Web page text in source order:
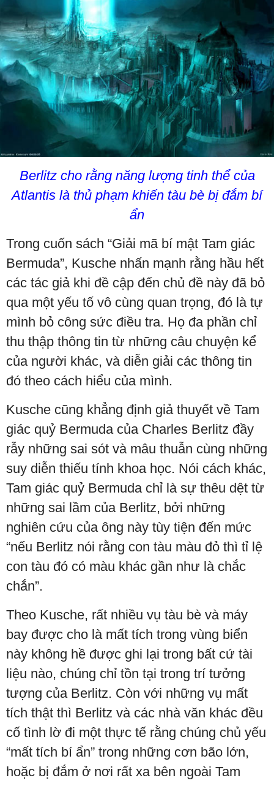
Berlitz cho rằng năng lượng tinh thể của
Atlantis là thủ phạm khiến tàu bè bị đắm bí
ẩn
Trong cuốn sách “Giải mã bí mật Tam giác
Bermuda”, Kusche nhấn mạnh rằng hầu hết
các tác giả khi đề cập đến chủ đề này đã bỏ
qua một yếu tố vô cùng quan trọng, đó là tự
mình bỏ công sức điều tra. Họ đa phần chỉ
thu thập thông tin từ những câu chuyện kể
của người khác, và diễn giải các thông tin
đó theo cách hiểu của mình.
Kusche cũng khẳng định giả thuyết về Tam
giác quỷ Bermuda của Charles Berlitz đầy
rẫy những sai sót và mâu thuẫn cùng những
suy diễn thiếu tính khoa học. Nói cách khác,
Tam giác quỷ Bermuda chỉ là sự thêu dệt từ
những sai lầm của Berlitz, bởi những
nghiên cứu của ông này tùy tiện đến mức
“nếu Berlitz nói rằng con tàu màu đỏ thì tỉ lệ
con tàu đó có màu khác gần như là chắc
chắn”.
Theo Kusche, rất nhiều vụ tàu bè và máy
bay được cho là mất tích trong vùng biển
này không hề được ghi lại trong bất cứ tài
liệu nào, chúng chỉ tồn tại trong trí tưởng
tượng của Berlitz. Còn với những vụ mất
tích thật thì Berlitz và các nhà văn khác đều
cố tình lờ đi một thực tế rằng chúng chủ yếu
“mất tích bí ẩn” trong những cơn bão lớn,
hoặc bị đắm ở nơi rất xa bên ngoài Tam